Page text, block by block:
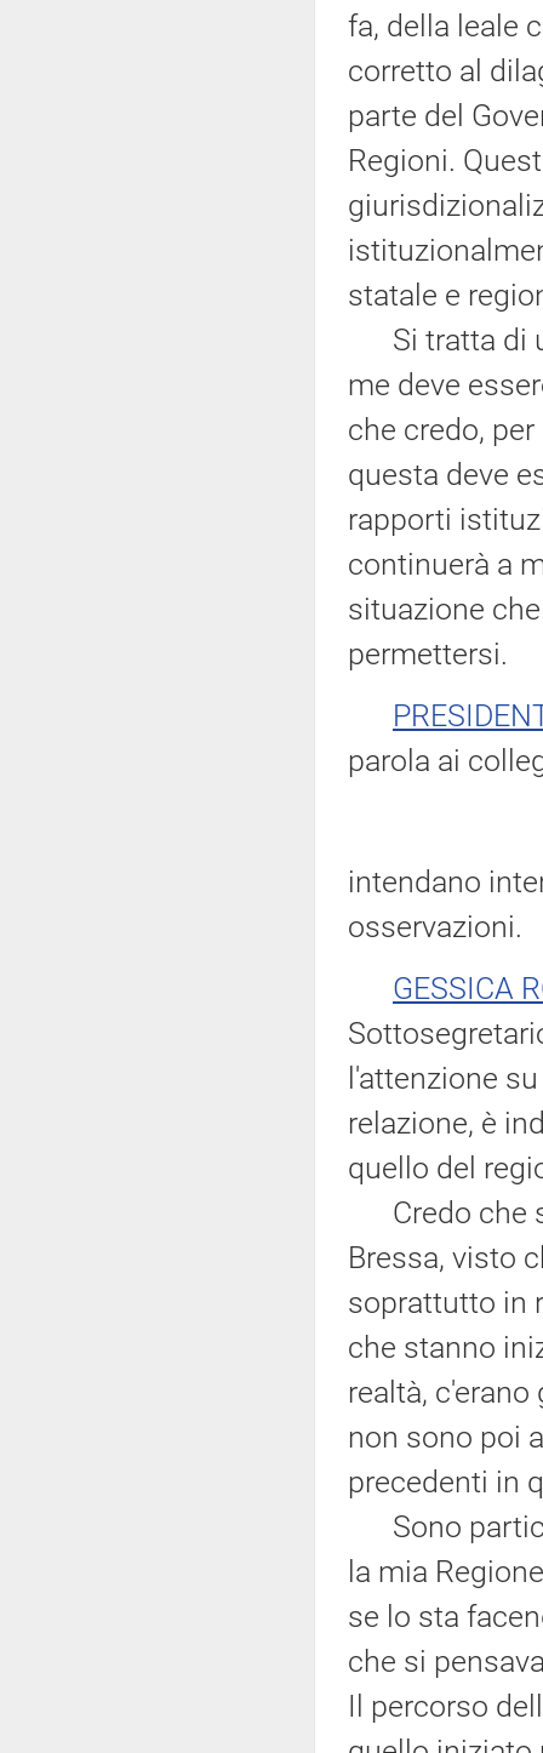
fa, della leale
corretto al
parte del
Regioni.
statale e
Si tratta di
me deve
che credo,
questa deve
rapporti
continuerà a
situazione
permettersi.
parola ai
intendano
osservazioni.
GESSICA
l'attenzione
relazione, è
quello del
Credo che
Bressa, visto
soprattutto in
che stanno
realtà,
non sono poi
precedenti in
Sono
la mia
se lo sta
che si
Il percorso